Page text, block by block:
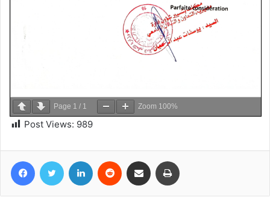
Page 1 / 1 Zoom 100%
Post Views: 989
FacebookTwitter Linkedin Reddit Partager par email